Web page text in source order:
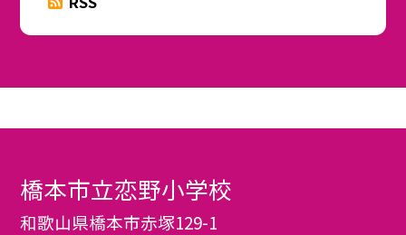
橋本市立恋野小学校
和歌山県橋本市赤塚129-1